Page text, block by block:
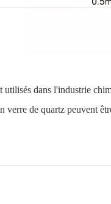
dans l'industrie
de quartz peuvent